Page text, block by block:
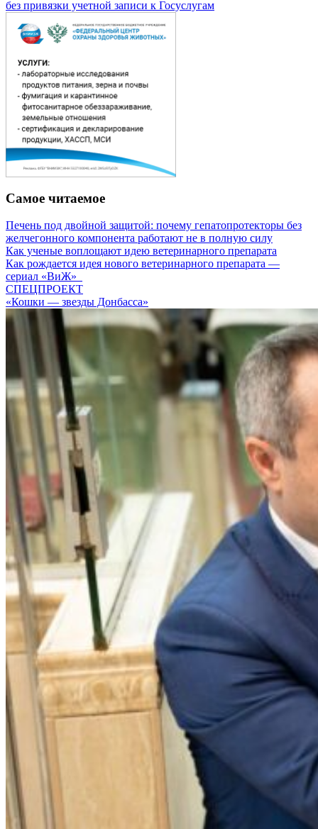
без привязки учетной записи к Госуслугам
Самое читаемое
Печень под двойной защитой: почему гепатопротекторы без
желчегонного компонента работают не в полную силу
Как ученые воплощают идею ветеринарного препарата
Как рождается идея нового ветеринарного препарата —
сериал «ВиЖ»
СПЕЦПРОЕКТ
«Кошки — звезды Донбасса»